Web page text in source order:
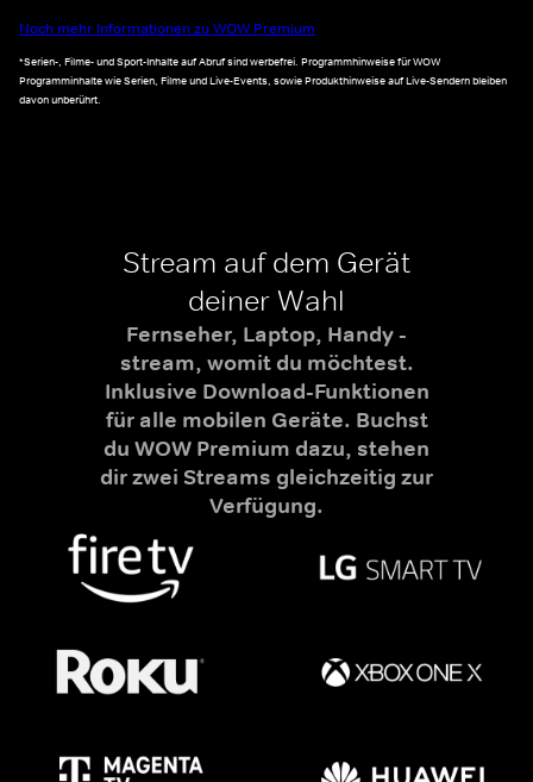
Noch mehr Informationen zu WOW Premium
*Serien-, Filme- und Sport-Inhalte auf Abruf sind werbefrei. Programmhinweise für WOW
Programminhalte wie Serien, Filme und Live-Events, sowie Produkthinweise auf Live-Sendern bleiben
davon unberührt.
Stream auf dem Gerät
deiner Wahl
Fernseher, Laptop, Handy -
stream, womit du möchtest.
Inklusive Download-Funktionen
für alle mobilen Geräte. Buchst
du WOW Premium dazu, stehen
dir zwei Streams gleichzeitig zur
Verfügung.